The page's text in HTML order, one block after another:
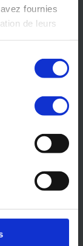
fournies
de leurs